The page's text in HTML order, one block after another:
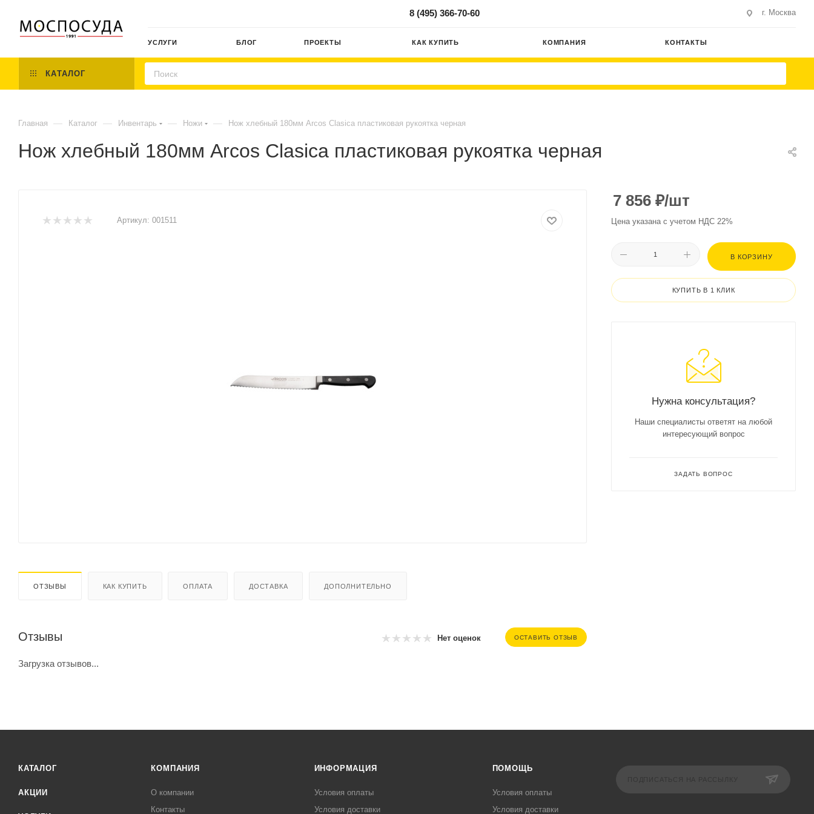
8 (495) 366-70-60 г. Москва
УСЛУГИ БЛОГ ПРОЕКТЫ КАК КУПИТЬ КОМПАНИЯ КОНТАКТЫ
КАТАЛОГ
Главная — Каталог — Инвентарь — Ножи — Нож хлебный 180мм Arcos Clasica пластиковая рукоятка черная
Нож хлебный 180мм Arcos Clasica пластиковая рукоятка черная
Артикул: 001511
ОТЗЫВЫ КАК КУПИТЬ ОПЛАТА ДОСТАВКА ДОПОЛНИТЕЛЬНО
Отзывы Нет оценок ОСТАВИТЬ ОТЗЫВ
Загрузка отзывов...
7 856 ₽/шт
Цена указана с учетом НДС 22%
В КОРЗИНУ
КУПИТЬ В 1 КЛИК
Нужна консультация?
Наши специалисты ответят на любой
интересующий вопрос
ЗАДАТЬ ВОПРОС
КАТАЛОГ
АКЦИИ
КОМПАНИЯ
О компании
Контакты
ИНФОРМАЦИЯ
Условия оплаты
Условия доставки
ПОМОЩЬ
Условия оплаты
Условия доставки